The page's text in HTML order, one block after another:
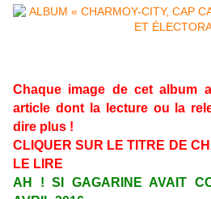
Chaque image de cet album
article dont la lecture ou la
dire plus !
CLIQUER SUR LE TITRE DE
LE LIRE
AH ! SI GAGARINE AVAIT